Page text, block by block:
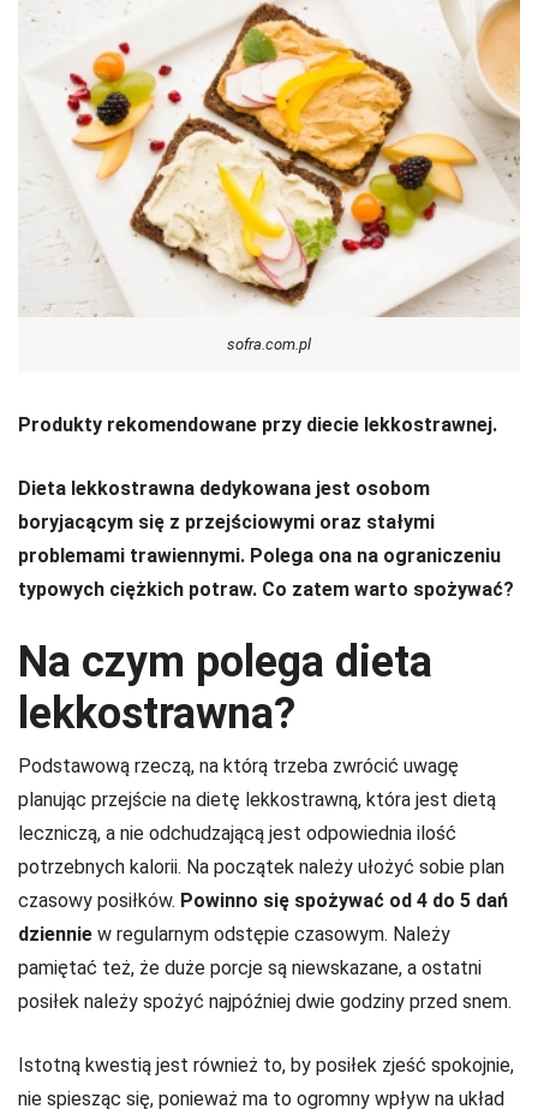
sofra.com.pl
Produkty rekomendowane przy diecie lekkostrawnej.
Dieta lekkostrawna dedykowana jest osobom
boryjacącym się z przejściowymi oraz stałymi
problemami trawiennymi. Polega ona na ograniczeniu
typowych ciężkich potraw. Co zatem warto spożywać?
Na czym polega dieta
lekkostrawna?
Podstawową rzeczą, na którą trzeba zwrócić uwagę
planując przejście na dietę lekkostrawną, która jest dietą
leczniczą, a nie odchudzającą jest odpowiednia ilość
potrzebnych kalorii. Na początek należy ułożyć sobie plan
czasowy posiłków. Powinno się spożywać od 4 do 5 dań
dziennie w regularnym odstępie czasowym. Należy
pamiętać też, że duże porcje są niewskazane, a ostatni
posiłek należy spożyć najpóźniej dwie godziny przed snem.
Istotną kwestią jest również to, by posiłek zjeść spokojnie,
nie spiesząc się, ponieważ ma to ogromny wpływ na układ